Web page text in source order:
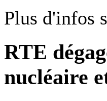
Plus d'infos
RTE
nucléaire